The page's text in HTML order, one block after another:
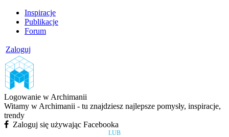
Inspiracje
Publikacje
Forum
Zaloguj
Logowanie w Archimanii
Witamy w Archimanii - tu znajdziesz najlepsze pomysły, inspiracje,
trendy
Zaloguj się używając Facebooka
LUB